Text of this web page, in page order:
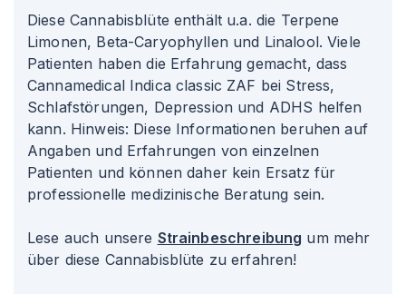
Diese Cannabisblüte enthält u.a. die Terpene
Limonen, Beta-Caryophyllen und Linalool. Viele
Patienten haben die Erfahrung gemacht, dass
Cannamedical Indica classic ZAF bei Stress,
Schlafstörungen, Depression und ADHS helfen
kann. Hinweis: Diese Informationen beruhen auf
Angaben und Erfahrungen von einzelnen
Patienten und können daher kein Ersatz für
professionelle medizinische Beratung sein.
Lese auch unsere Strainbeschreibung um mehr
über diese Cannabisblüte zu erfahren!